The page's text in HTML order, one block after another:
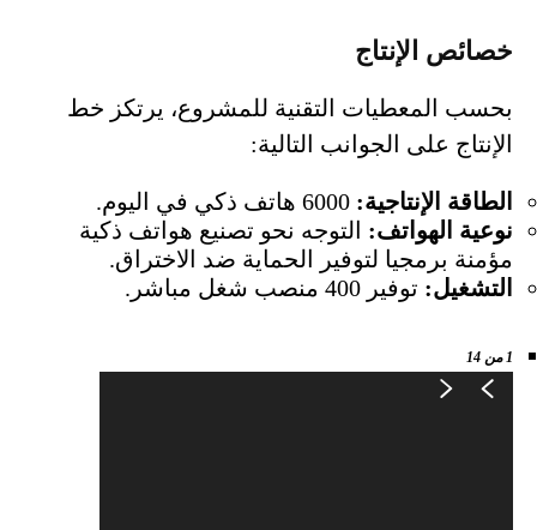
خصائص الإنتاج
بحسب المعطيات التقنية للمشروع، يرتكز خط
الإنتاج على الجوانب التالية:
الطاقة الإنتاجية:
نوعية الهواتف: التوجه نحو تصنيع هواتف ذكية
مؤمنة برمجيا لتوفير الحماية ضد الاختراق.
التشغيل: توفير 400 منصب شغل مباشر.
1من 14